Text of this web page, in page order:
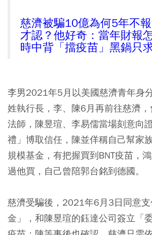
慈濟被騙10億為何5年不
才認？他好奇：當年財報
時中背「擋疫苗」黑鍋只
李男2021年5月以美國慈濟青年身
姓執行長，李、陳6月再前往慈濟
法師，陳昱瑄、李易儒當場刻意向
禮」博取信任，陳並佯稱自己幫家
規模基金，有把握買到BNT疫苗，
過他買，自己曾陪郭台銘到德國。
慈濟受騙後，2021年6月3日同意
金」，和陳昱瑄的鈺達公司簽立「